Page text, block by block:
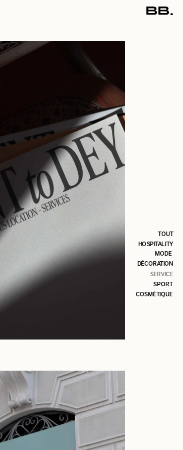
COSMÉTIQUE
SPORT
TOUT
HOSPITALITY
MODE
DÉCORATION
SERVICE